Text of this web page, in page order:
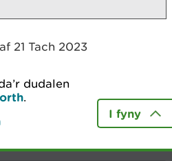
21 Tach 2023
dudalen
.
I fyny